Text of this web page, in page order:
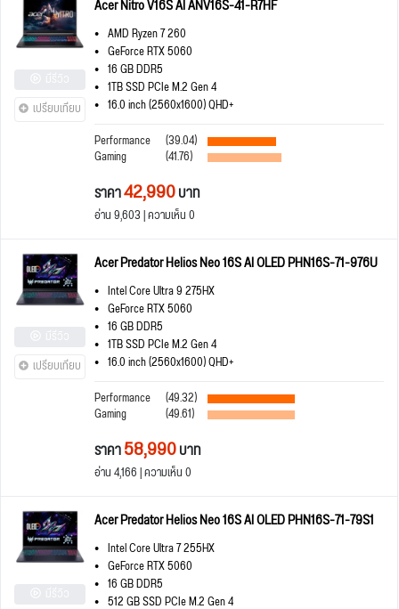
เปรียบเทียบ
Acer Nitro V16S AI ANV16S-41-R7HF
AMD Ryzen 7 260
GeForce RTX 5060
16 GB DDR5
1TB SSD PCIe M.2 Gen 4
16.0 inch (2560x1600) QHD+
Performance
(39.04)
Gaming (41.76)
ราคา42,990บาท
อ่าน 9,603 | ความเห็น 0
เปรียบเทียบ
Acer Predator Helios Neo 16S AI OLED PHN16S-71-976U
Intel Core Ultra 9 275HX
GeForce RTX 5060
16 GB DDR5
1TB SSD PCIe M.2 Gen 4
16.0 inch (2560x1600) QHD+
Performance
(49.32)
Gaming (49.61)
ราคา58,990บาท
อ่าน 4,166 | ความเห็น 0
Acer Predator Helios Neo 16S AI OLED PHN16S-71-79S1
Intel Core Ultra 7 255HX
GeForce RTX 5060
16 GB DDR5
512 GB SSD PCIe M.2 Gen 4